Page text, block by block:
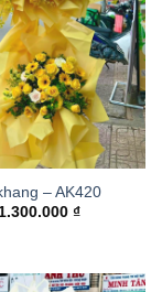
– AK420
₫